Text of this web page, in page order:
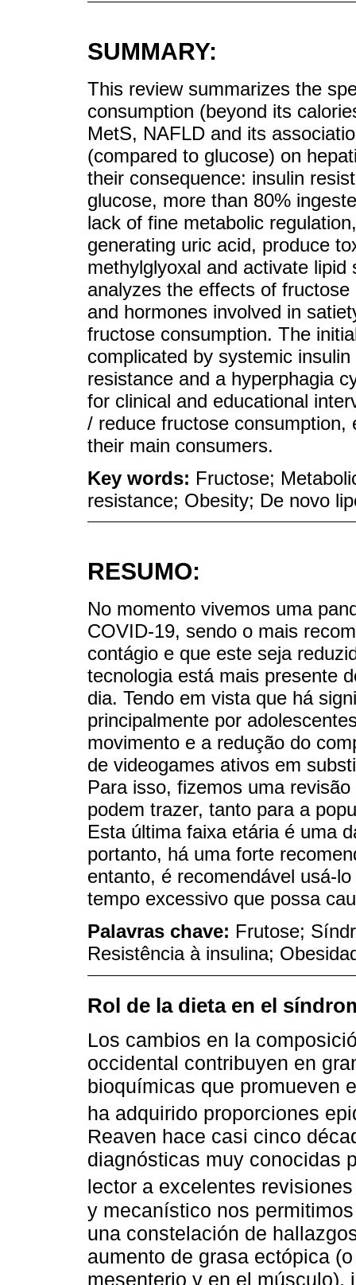
SUMMARY:
This review summarizes the
consumption (beyond its
MetS, NAFLD and its
(compared to glucose) on
their consequence: insulin
glucose, more than 80%
lack of fine metabolic
generating uric acid, produce
methylglyoxal and activate
analyzes the effects of
and hormones involved in
fructose consumption. The
complicated by systemic
resistance and a hyperphagia
for clinical and educational
/ reduce fructose consumption,
their main consumers.
Key words: Fructose;
resistance; Obesity; De novo
RESUMO:
No momento vivemos uma
COVID-19, sendo o mais
contágio e que este seja
tecnologia está mais presente
dia. Tendo em vista que há
principalmente por
movimento e a redução do
de videogames ativos em
Para isso, fizemos uma
podem trazer, tanto para a
Esta última faixa etária é uma
portanto, há uma forte
entanto, é recomendável usá-
tempo excessivo que possa
Palavras chave: Frutose;
Resistência à insulina;
Rol de la dieta en el
Los cambios en la
occidental contribuyen en
bioquímicas que promueven
ha adquirido proporciones
Reaven hace casi cinco
diagnósticas muy conocidas
lector a excelentes
y mecanístico nos
una constelación de
aumento de grasa ectópica
mesenterio y en el músculo),